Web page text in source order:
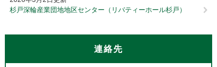
杉戸深輪産業団地地区センター（リバティーホール杉戸）
連絡先